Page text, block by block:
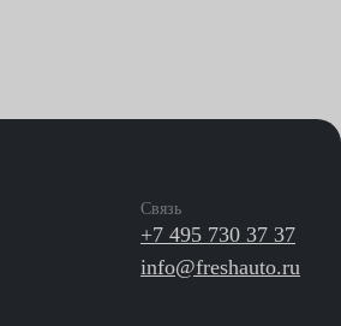
Связь
+7 495 730 37 37
info@freshauto.ru